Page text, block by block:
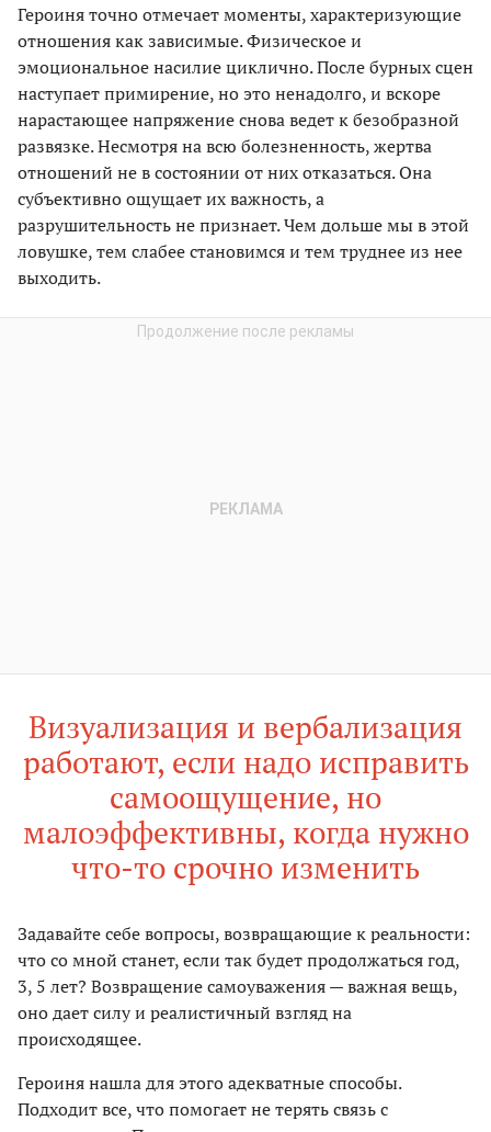
Героиня точно отмечает моменты, характеризующие
отношения как зависимые. Физическое и
эмоциональное насилие циклично. После бурных сцен
наступает примирение, но это ненадолго, и вскоре
нарастающее напряжение снова ведет к безобразной
развязке. Несмотря на всю болезненность, жертва
отношений не в состоянии от них отказаться. Она
субъективно ощущает их важность, а
разрушительность не признает. Чем дольше мы в этой
ловушке, тем слабее становимся и тем труднее из нее
выходить.
Визуализация и вербализация
работают, если надо исправить
самоощущение, но
малоэффективны, когда нужно
что-то срочно изменить
Задавайте себе вопросы, возвращающие к реальности:
что со мной станет, если так будет продолжаться год,
3, 5 лет? Возвращение самоуважения — важная вещь,
оно дает силу и реалистичный взгляд на
происходящее.
Героиня нашла для этого адекватные способы.
Подходит все, что помогает не терять связь с